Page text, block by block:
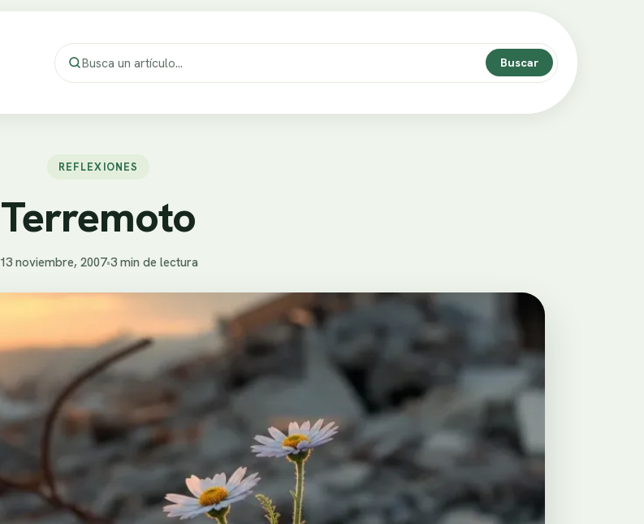
Buscar
REFLEXIONES
Terremoto
13 noviembre, 2007•3 min de lectura